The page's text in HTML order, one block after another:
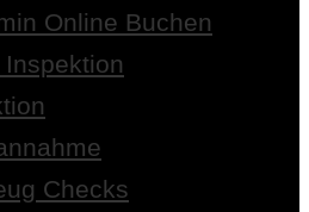
Online Buchen
Checks